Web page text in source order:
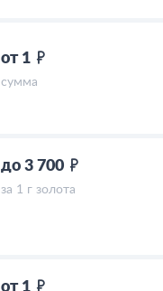
от 1
сумма
до 3 700
за 1 г золота
от 1